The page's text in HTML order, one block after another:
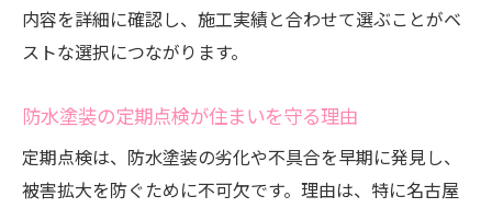
内容を詳細に確認し、施工実績と合わせて選ぶことがベ
ストな選択につながります。
防水塗装の定期点検が住まいを守る理由
定期点検は、防水塗装の劣化や不具合を早期に発見し、
被害拡大を防ぐために不可欠です。理由は、特に名古屋